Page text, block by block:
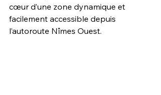
cœur d’une zone dynamique et
facilement accessible depuis
l’autoroute Nîmes Ouest.